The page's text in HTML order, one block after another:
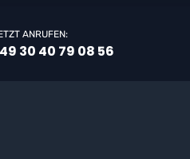
ANRUFEN:
30 40 79 08 56